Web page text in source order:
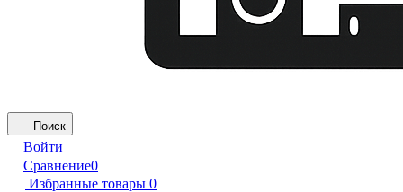
Поиск
Войти
Сравнение0
Избранные товары 0